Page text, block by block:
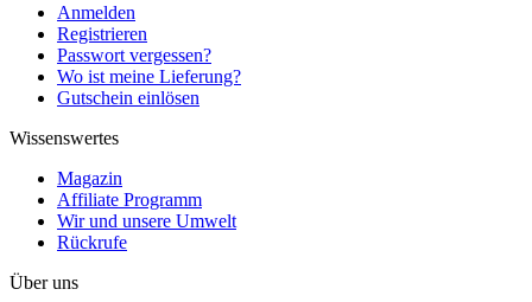
Anmelden
Registrieren
Passwort vergessen?
Wo ist meine Lieferung?
Gutschein einlösen
Wissenswertes
Magazin
Affiliate Programm
Wir und unsere Umwelt
Rückrufe
Über uns